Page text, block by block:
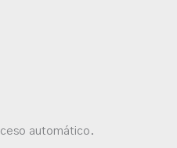
automático.